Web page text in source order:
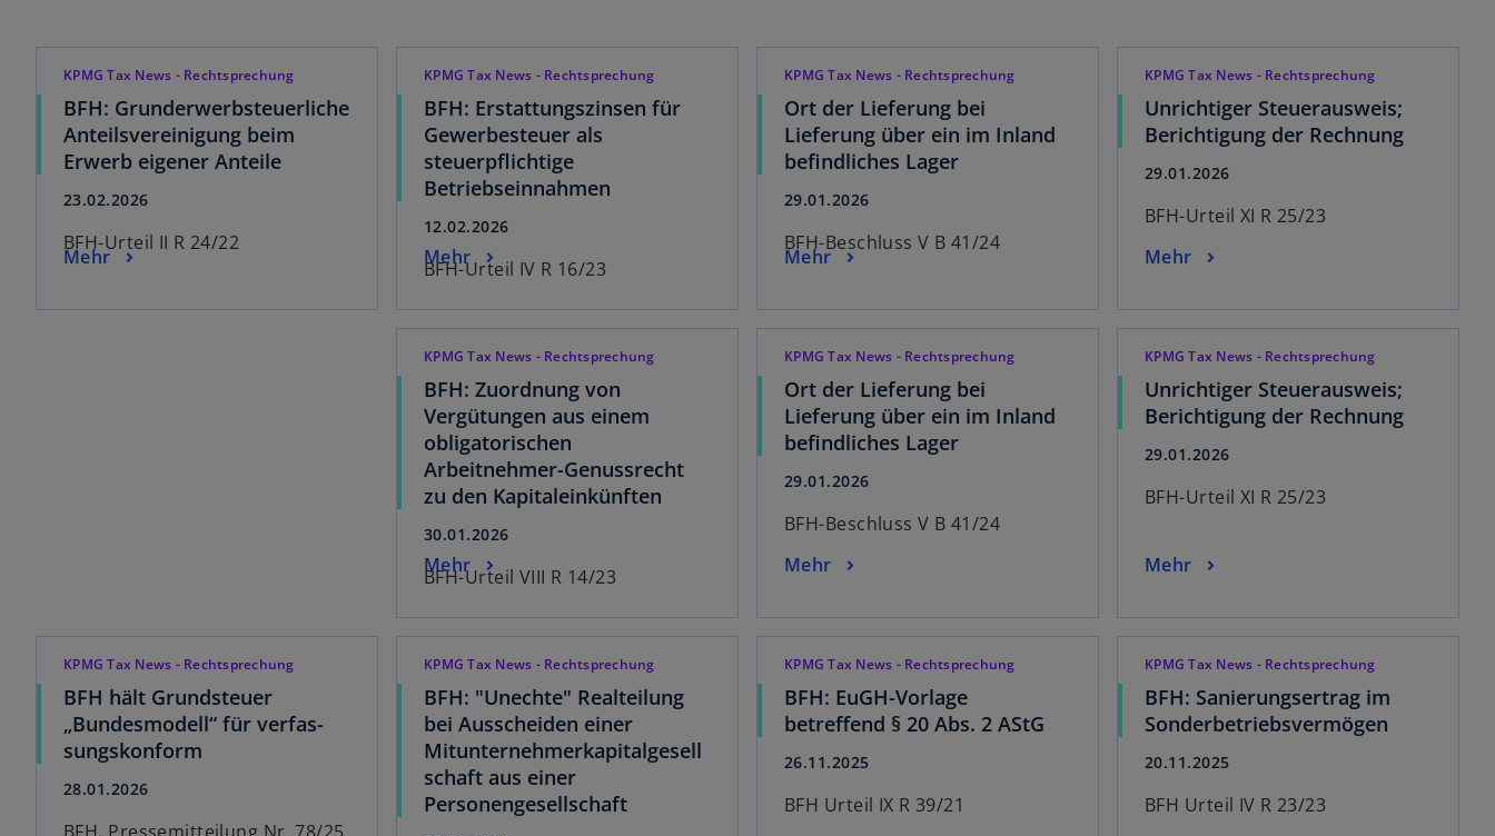
KPMG Tax News - Rechtsprechung
BFH: Grunderwerbsteuerliche
Anteilsvereinigung beim
Erwerb eigener Anteile
23.02.2026
BFH-Urteil II R 24/22
Mehr
KPMG Tax News - Rechtsprechung
BFH: Erstattungszinsen für
Gewerbesteuer als
steuerpflichtige
Betriebseinnahmen
12.02.2026
BFH-Urteil IV R 16/23
Mehr
KPMG Tax News - Rechtsprechung
Ort der Lieferung bei
Lieferung über ein im Inland
befindliches Lager
29.01.2026
BFH-Beschluss V B 41/24
Mehr
KPMG Tax News - Rechtsprechung
Unrichtiger Steuerausweis;
Berichtigung der Rechnung
29.01.2026
BFH-Urteil XI R 25/23
Mehr
KPMG Tax News - Rechtsprechung
BFH: Zuordnung von
Vergütungen aus einem
obligatorischen
Arbeitnehmer-Genussrecht
zu den Kapitaleinkünften
30.01.2026
BFH-Urteil VIII R 14/23
Mehr
KPMG Tax News - Rechtsprechung
Ort der Lieferung bei
Lieferung über ein im Inland
befindliches Lager
29.01.2026
BFH-Beschluss V B 41/24
Mehr
KPMG Tax News - Rechtsprechung
Unrichtiger Steuerausweis;
Berichtigung der Rechnung
29.01.2026
BFH-Urteil XI R 25/23
Mehr
KPMG Tax News - Rechtsprechung
BFH hält Grundsteuer
„Bundesmodell“ für verfas-
sungskonform
28.01.2026
KPMG Tax News - Rechtsprechung
BFH: "Unechte" Realteilung
bei Ausscheiden einer
Mitunternehmerkapitalgesell
schaft aus einer
Personengesellschaft
KPMG Tax News - Rechtsprechung
BFH: EuGH-Vorlage
betreffend § 20 Abs. 2 AStG
26.11.2025
BFH Urteil IX R 39/21
KPMG Tax News - Rechtsprechung
BFH: Sanierungsertrag im
Sonderbetriebsvermögen
20.11.2025
BFH Urteil IV R 23/23